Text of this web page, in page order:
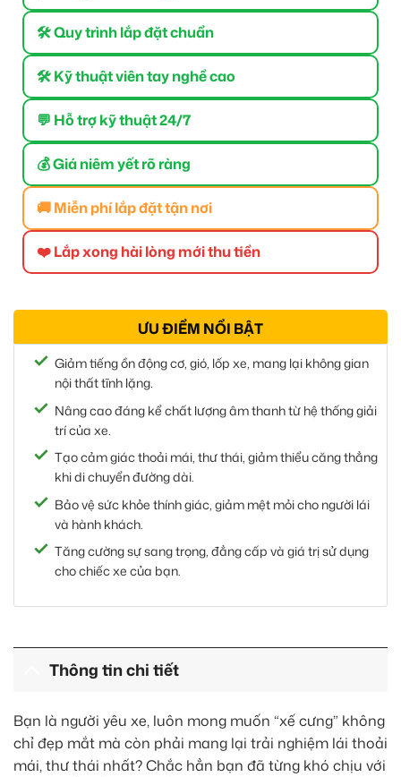
🛠 Quy trình lắp đặt chuẩn
🛠 Kỹ thuật viên tay nghề cao
💬 Hỗ trợ kỹ thuật 24/7
💰 Giá niêm yết rõ ràng
🚚 Miễn phí lắp đặt tận nơi
❤️ Lắp xong hài lòng mới thu tiền
ƯU ĐIỂM NỔI BẬT
Giảm tiếng ồn động cơ, gió, lốp xe, mang lại không gian
nội thất tĩnh lặng.
Nâng cao đáng kể chất lượng âm thanh từ hệ thống giải
trí của xe.
Tạo cảm giác thoải mái, thư thái, giảm thiểu căng thẳng
khi di chuyển đường dài.
Bảo vệ sức khỏe thính giác, giảm mệt mỏi cho người lái
và hành khách.
Tăng cường sự sang trọng, đẳng cấp và giá trị sử dụng
cho chiếc xe của bạn.
Thông tin chi tiết
Bạn là người yêu xe, luôn mong muốn “xế cưng” không
chỉ đẹp mắt mà còn phải mang lại trải nghiệm lái thoải
mái, thư thái nhất? Chắc hẳn bạn đã từng khó chịu với